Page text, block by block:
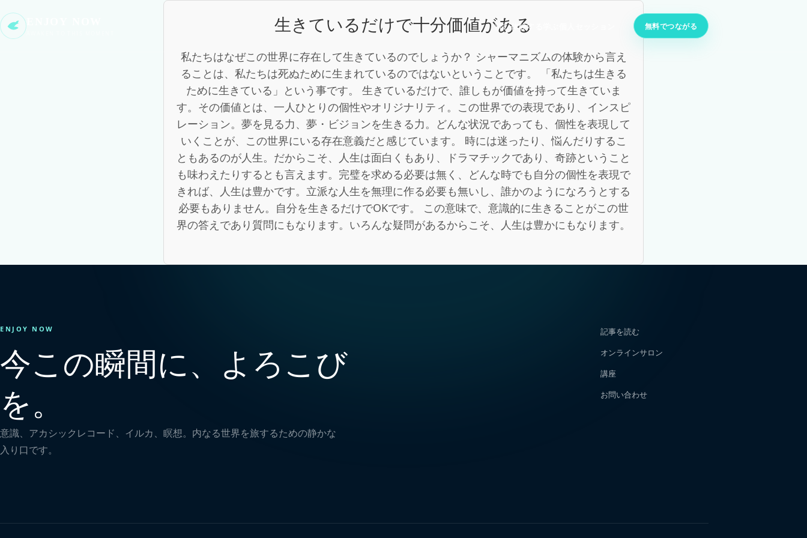
読む体験する 無料でつながる
生きているだけで十分価値がある
私たちはなぜこの世界に存在して生きているのでしょうか？ シャーマニズムの体験から言え
ることは、私たちは死ぬために生まれているのではないということです。 「私たちは生きる
ために生きている」という事です。 生きているだけで、誰しもが価値を持って生きていま
す。その価値とは、一人ひとりの個性やオリジナリティ。この世界での表現であり、インスピ
レーション。夢を見る力、夢・ビジョンを生きる力。どんな状況であっても、個性を表現して
いくことが、この世界にいる存在意義だと感じています。 時には迷ったり、悩んだりするこ
ともあるのが人生。だからこそ、人生は面白くもあり、ドラマチックであり、奇跡ということ
も味わえたりするとも言えます。完璧を求める必要は無く、どんな時でも自分の個性を表現で
きれば、人生は豊かです。立派な人生を無理に作る必要も無いし、誰かのようになろうとする
必要もありません。自分を生きるだけでOKです。 この意味で、意識的に生きることがこの世
界の答えであり質問にもなります。いろんな疑問があるからこそ、人生は豊かにもなります。
ENJOY NOW
今この瞬間に、よろこび
を。
意識、アカシックレコード、イルカ、瞑想。内なる世界を旅するための静かな
入り口です。
記事を読む
オンラインサロン
講座
お問い合わせ